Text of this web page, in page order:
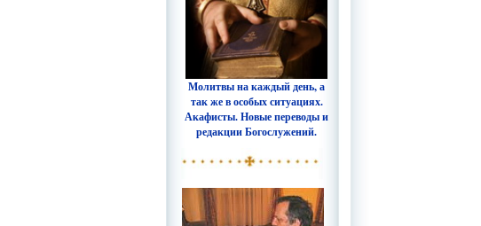
Молитвы на каждый день, а
так же в особых ситуациях.
Акафисты. Новые переводы и
редакции Богослужений.